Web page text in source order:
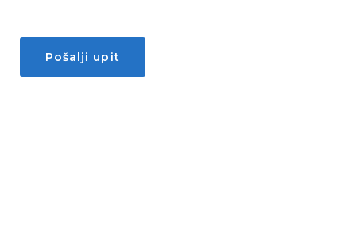
Pošalji upit